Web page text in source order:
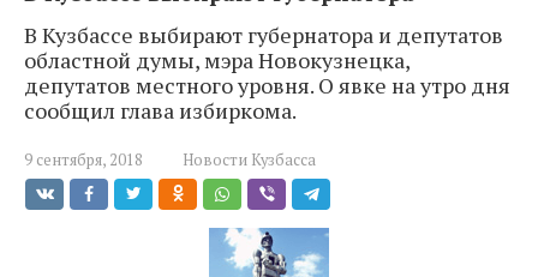
В Кузбассе выбирают губернатора и депутатов
областной думы, мэра Новокузнецка,
депутатов местного уровня. О явке на утро дня
сообщил глава избиркома.
9 сентября, 2018 Новости Кузбасса